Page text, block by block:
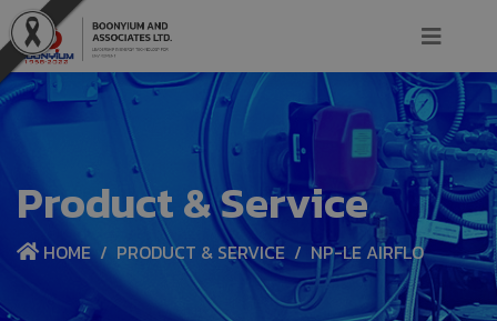
Product & Service
HOME PRODUCT & SERVICE NP-LE AIRFLO